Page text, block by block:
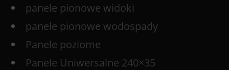
panele pionowe widoki
panele pionowe wodospady
Panele poziome
Panele Uniwersalne 240×35